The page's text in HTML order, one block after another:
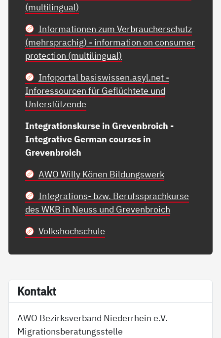
(multilingual)
Informationen zum Verbraucherschutz
(mehrsprachig) - information on consumer
protection (multilingual)
Infoportal basiswissen.asyl.net -
Inforessourcen für Geflüchtete und
Unterstützende
Integrationskurse in Grevenbroich -
Integrative German courses in
Grevenbroich
AWO Willy Könen Bildungswerk
Integrations- bzw. Berufssprachkurse
des WKB in Neuss und Grevenbroich
Volkshochschule
Kon­takt
AWO Bezirksverband Niederrhein e.V.
Migrationsberatungsstelle